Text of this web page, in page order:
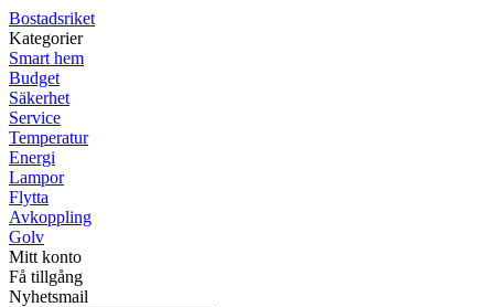
Bostadsriket
Kategorier
Smart hem
Budget
Säkerhet
Service
Temperatur
Energi
Lampor
Flytta
Avkoppling
Golv
Mitt konto
Få tillgång
Nyhetsmail